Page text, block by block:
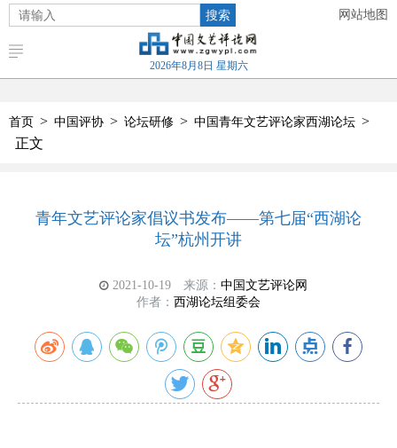
搜索 网站地图
2026年8月8日 星期六
首页 > 中国评协 > 论坛研修 > 中国青年文艺评论家西湖论坛 >
正文
青年文艺评论家倡议书发布——第七届“西湖论
坛”杭州开讲
2021-10-19 来源： 中国文艺评论网
作者： 西湖论坛组委会